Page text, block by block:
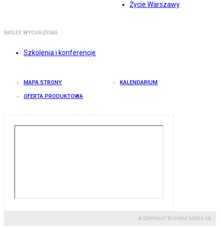
Życie Warszawy
NASZE WYDARZENIA
Szkolenia i konferencje
MAPA STRONY KALENDARIUM
OFERTA PRODUKTOWA
© COPYRIGHT BY GREMI MEDIA SA